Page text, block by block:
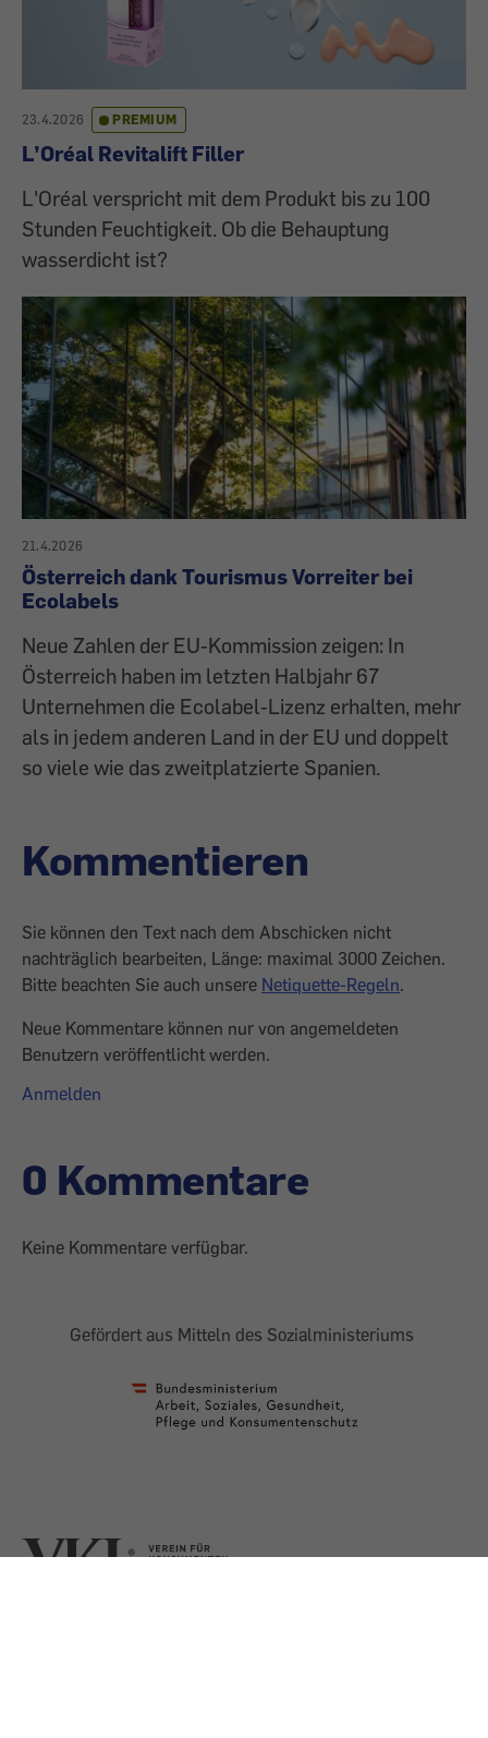
23.4.2026 PREMIUM
L’Oréal Revitalift Filler
L'Oréal verspricht mit dem Produkt bis zu 100
Stunden Feuchtigkeit. Ob die Behauptung
wasserdicht ist?
21.4.2026
Österreich dank Tourismus Vorreiter bei
Ecolabels
Neue Zahlen der EU-Kommission zeigen: In
Österreich haben im letzten Halbjahr 67
Unternehmen die Ecolabel-Lizenz erhalten, mehr
als in jedem anderen Land in der EU und doppelt
so viele wie das zweitplatzierte Spanien.
Kommentieren
Sie können den Text nach dem Abschicken nicht
nachträglich bearbeiten, Länge: maximal 3000 Zeichen.
Bitte beachten Sie auch unsere Netiquette-Regeln.
Neue Kommentare können nur von angemeldeten
Benutzern veröffentlicht werden.
Anmelden
0 Kommentare
Keine Kommentare verfügbar.
Gefördert aus Mitteln des Sozialministeriums